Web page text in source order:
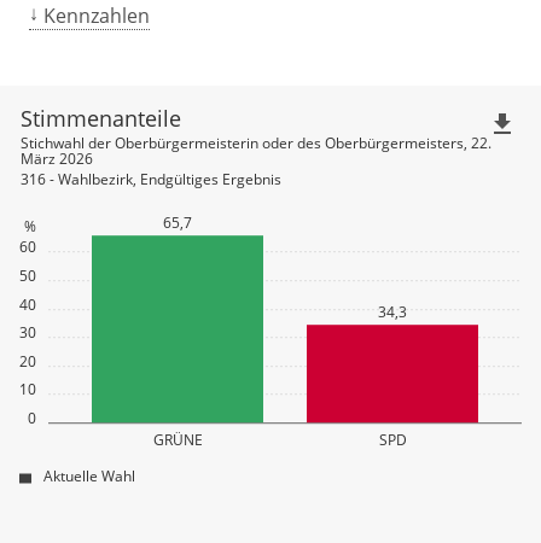
Kennzahlen
0
10
20
30
40
50
60
%
GRÜNE SPD
65,7
34,3
Stimmenanteile
Stichwahl der Oberbürgermeisterin oder des Oberbürgermeisters, 22.
März 2026
316 - Wahlbezirk, Endgültiges Ergebnis
Aktuelle Wahl
file_download